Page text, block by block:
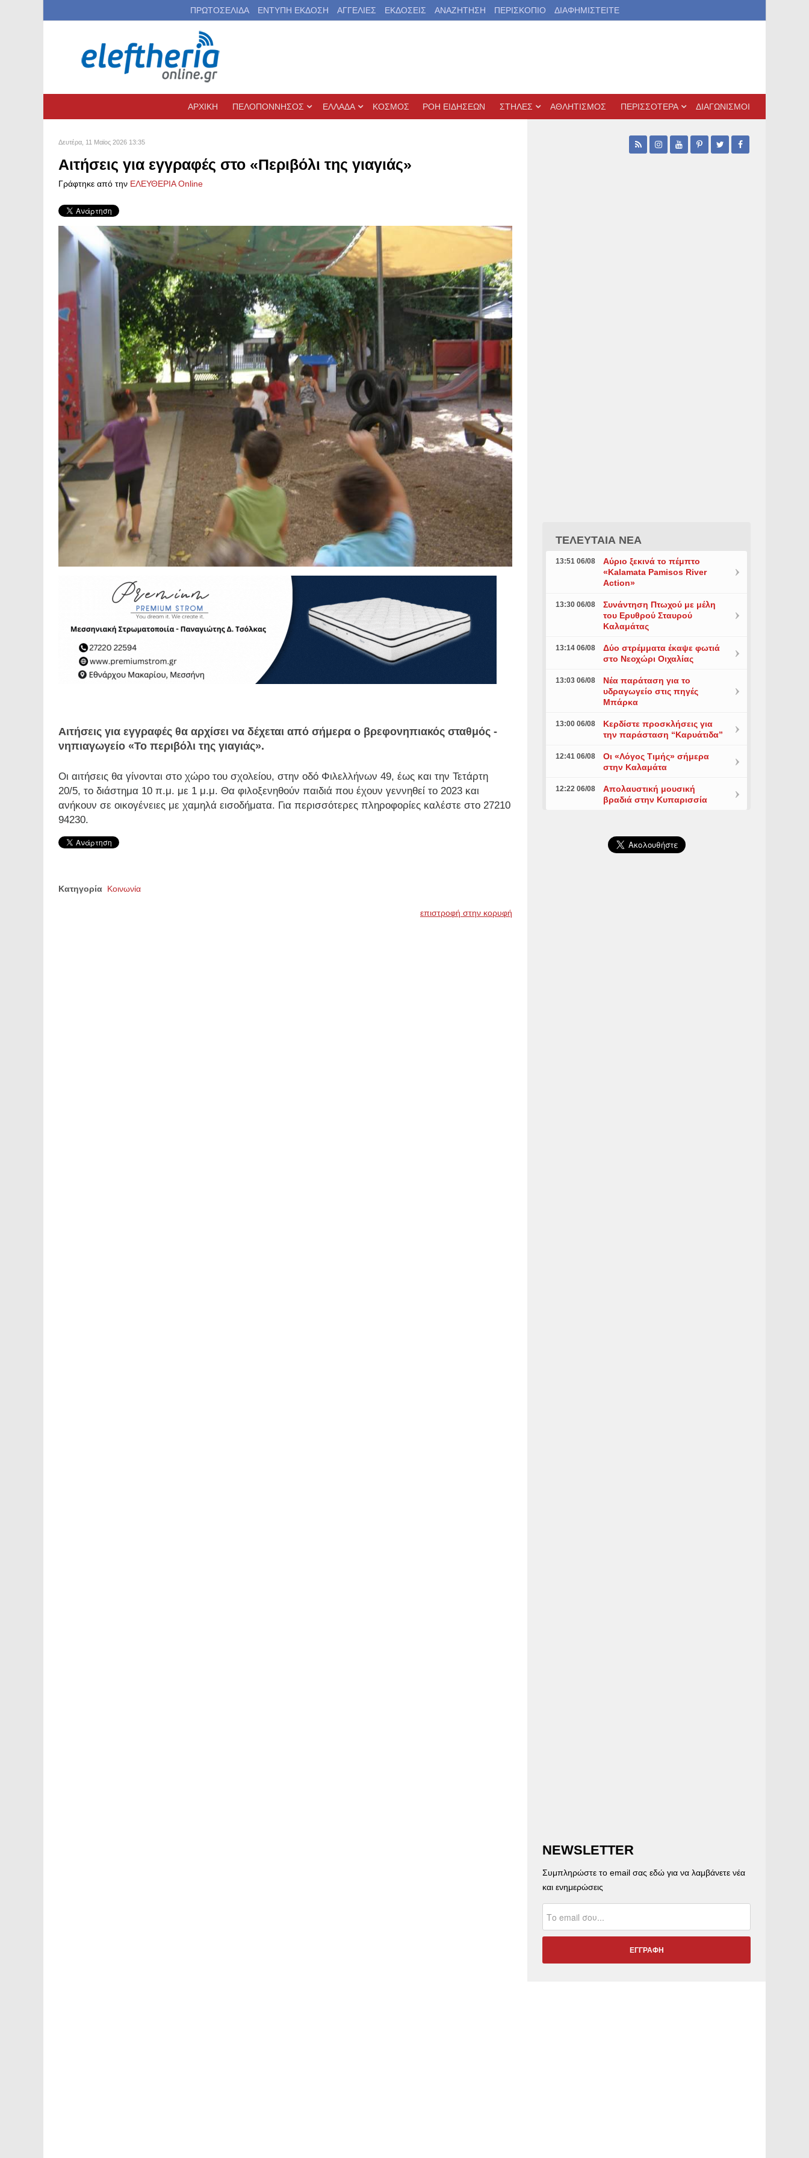
ΠΡΩΤΟΣΕΛΙΔΑ ΕΝΤΥΠΗ ΕΚΔΟΣΗ ΑΓΓΕΛΙΕΣ ΕΚΔΟΣΕΙΣ ΑΝΑΖΗΤΗΣΗ ΠΕΡΙΣΚΟΠΙΟ ΔΙΑΦΗΜΙΣΤΕΙΤΕ
ΑΡΧΙΚΗ ΠΕΛΟΠΟΝΝΗΣΟΣ ΕΛΛΑΔΑ ΚΟΣΜΟΣ ΡΟΗ ΕΙΔΗΣΕΩΝ ΣΤΗΛΕΣ ΑΘΛΗΤΙΣΜΟΣ ΠΕΡΙΣΣΟΤΕΡΑ ΔΙΑΓΩΝΙΣΜΟΙ
Δευτέρα, 11 Μαϊος 2026 13:35
Αιτήσεις για εγγραφές στο «Περιβόλι της γιαγιάς»
Γράφτηκε από την ΕΛΕΥΘΕΡΙΑ Online
Αιτήσεις για εγγραφές θα αρχίσει να δέχεται από σήμερα ο βρεφονηπιακός σταθμός -
νηπιαγωγείο «Το περιβόλι της γιαγιάς».
Οι αιτήσεις θα γίνονται στο χώρο του σχολείου, στην οδό Φιλελλήνων 49, έως και την Τετάρτη
20/5, το διάστημα 10 π.μ. με 1 μ.μ. Θα φιλοξενηθούν παιδιά που έχουν γεννηθεί το 2023 και
ανήκουν σε οικογένειες με χαμηλά εισοδήματα. Για περισσότερες πληροφορίες καλέστε στο 27210
94230.
Κατηγορία Κοινωνία
επιστροφή στην κορυφή
ΤΕΛΕΥΤΑΙΑ ΝΕΑ
13:51 06/08
Αύριο ξεκινά το πέμπτο
«Kalamata Pamisos River
Action»
13:30 06/08
Συνάντηση Πτωχού με μέλη
του Ερυθρού Σταυρού
Καλαμάτας
13:14 06/08
Δύο στρέμματα έκαψε φωτιά
στο Νεοχώρι Οιχαλίας
13:03 06/08
Νέα παράταση για το
υδραγωγείο στις πηγές
Μπάρκα
13:00 06/08
Κερδίστε προσκλήσεις για
την παράσταση “Καρυάτιδα”
12:41 06/08
Οι «Λόγος Τιμής» σήμερα
στην Καλαμάτα
12:22 06/08
Απολαυστική μουσική
βραδιά στην Κυπαρισσία
NEWSLETTER
Συμπληρώστε το email σας εδώ για να λαμβάνετε νέα
και ενημερώσεις